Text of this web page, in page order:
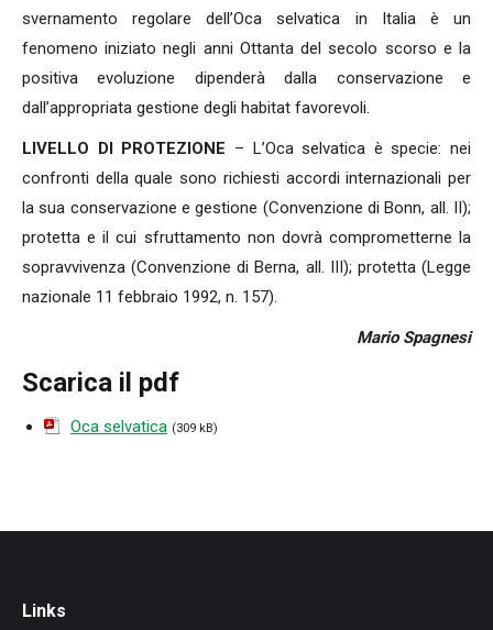
svernamento regolare dell’Oca selvatica in Italia è un
fenomeno iniziato negli anni Ottanta del secolo scorso e la
positiva evoluzione dipenderà dalla conservazione e
dall’appropriata gestione degli habitat favorevoli.
LIVELLO DI PROTEZIONE – L’Oca selvatica è specie: nei
confronti della quale sono richiesti accordi internazionali per
la sua conservazione e gestione (Convenzione di Bonn, all. II);
protetta e il cui sfruttamento non dovrà comprometterne la
sopravvivenza (Convenzione di Berna, all. III); protetta (Legge
nazionale 11 febbraio 1992, n. 157).
Mario Spagnesi
Scarica il pdf
Oca selvatica (309 kB)
Links